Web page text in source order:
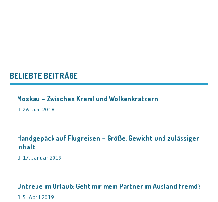
BELIEBTE BEITRÄGE
Moskau – Zwischen Kreml und Wolkenkratzern
26. Juni 2018
Handgepäck auf Flugreisen – Größe, Gewicht und zulässiger
Inhalt
17. Januar 2019
Untreue im Urlaub: Geht mir mein Partner im Ausland fremd?
5. April 2019